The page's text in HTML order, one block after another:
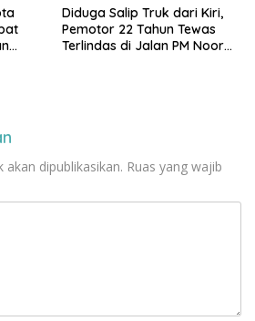
Diduga Salip Truk dari Kiri,
Pemotor 22 Tahun Tewas
Terlindas di Jalan PM Noor
dipublikasikan. Ruas yang wajib